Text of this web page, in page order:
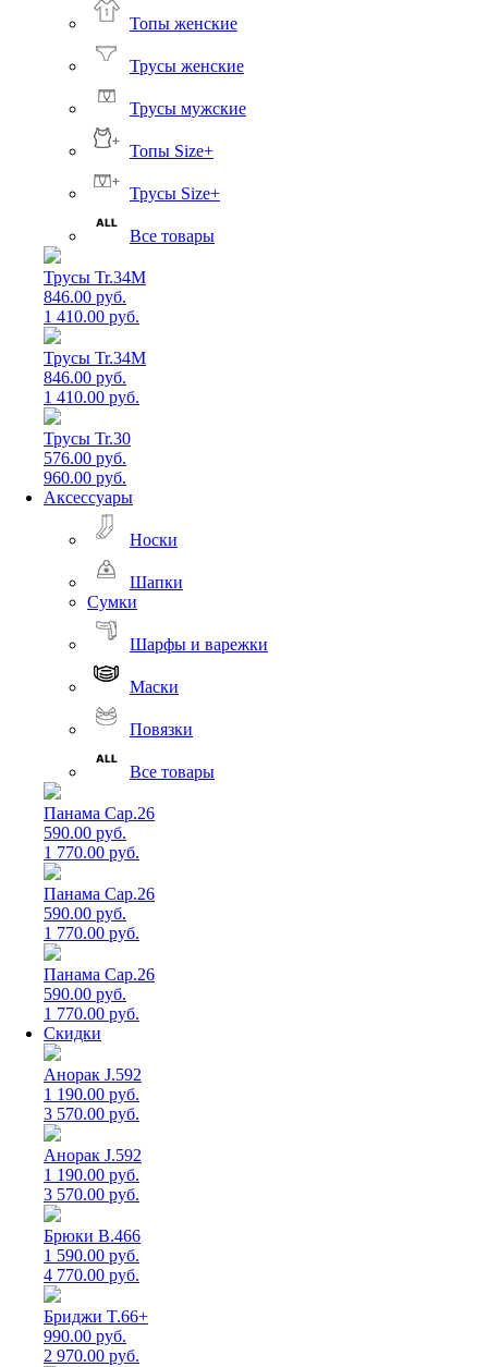
Топы женские
Трусы женские
Трусы мужские
Топы Size+
Трусы Size+
Все товары
Трусы Tr.34M
846.00 руб.
1 410.00 руб.
Трусы Tr.34M
846.00 руб.
1 410.00 руб.
Трусы Tr.30
576.00 руб.
960.00 руб.
Аксессуары
Носки
Шапки
Сумки
Шарфы и варежки
Маски
Повязки
Все товары
Панама Cap.26
590.00 руб.
1 770.00 руб.
Панама Cap.26
590.00 руб.
1 770.00 руб.
Панама Cap.26
590.00 руб.
1 770.00 руб.
Скидки
Анорак J.592
1 190.00 руб.
3 570.00 руб.
Анорак J.592
1 190.00 руб.
3 570.00 руб.
Брюки B.466
1 590.00 руб.
4 770.00 руб.
Бриджи T.66+
990.00 руб.
2 970.00 руб.